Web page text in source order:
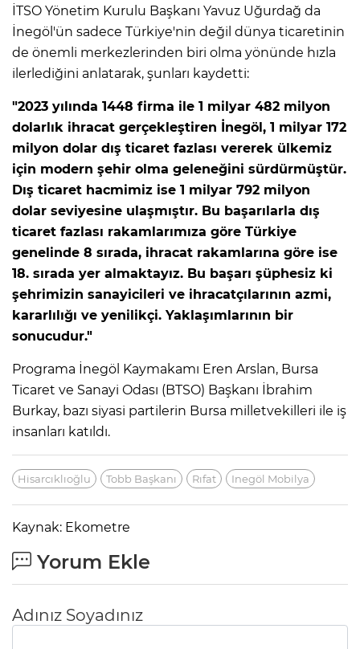
İTSO Yönetim Kurulu Başkanı Yavuz Uğurdağ da
İnegöl'ün sadece Türkiye'nin değil dünya ticaretinin
de önemli merkezlerinden biri olma yönünde hızla
ilerlediğini anlatarak, şunları kaydetti:
"2023 yılında 1448 firma ile 1 milyar 482 milyon
dolarlık ihracat gerçekleştiren İnegöl, 1 milyar 172
milyon dolar dış ticaret fazlası vererek ülkemiz
için modern şehir olma geleneğini sürdürmüştür.
Dış ticaret hacmimiz ise 1 milyar 792 milyon
dolar seviyesine ulaşmıştır. Bu başarılarla dış
ticaret fazlası rakamlarımıza göre Türkiye
genelinde 8 sırada, ihracat rakamlarına göre ise
18. sırada yer almaktayız. Bu başarı şüphesiz ki
şehrimizin sanayicileri ve ihracatçılarının azmi,
kararlılığı ve yenilikçi. Yaklaşımlarının bir
sonucudur."
Programa İnegöl Kaymakamı Eren Arslan, Bursa
Ticaret ve Sanayi Odası (BTSO) Başkanı İbrahim
Burkay, bazı siyasi partilerin Bursa milletvekilleri ile iş
insanları katıldı.
Hisarcıklıoğlu Tobb Başkanı Rıfat Inegöl Mobilya
Kaynak: Ekometre
Yorum Ekle
Adınız Soyadınız